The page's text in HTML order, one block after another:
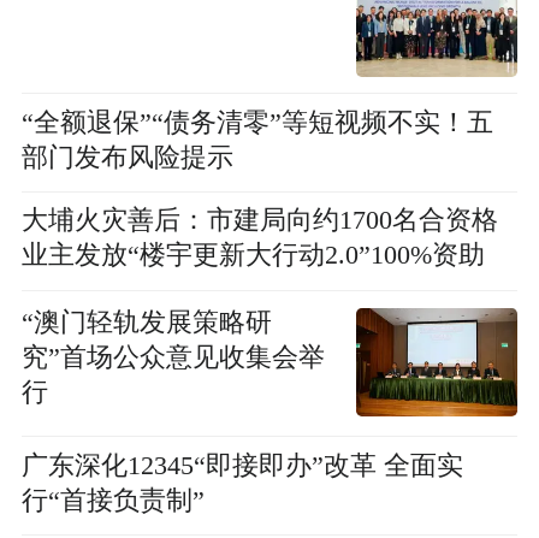
“全额退保”“债务清零”等短视频不实！五
部门发布风险提示
大埔火灾善后：市建局向约1700名合资格
业主发放“楼宇更新大行动2.0”100%资助
“澳门轻轨发展策略研
究”首场公众意见收集会举
行
广东深化12345“即接即办”改革 全面实
行“首接负责制”